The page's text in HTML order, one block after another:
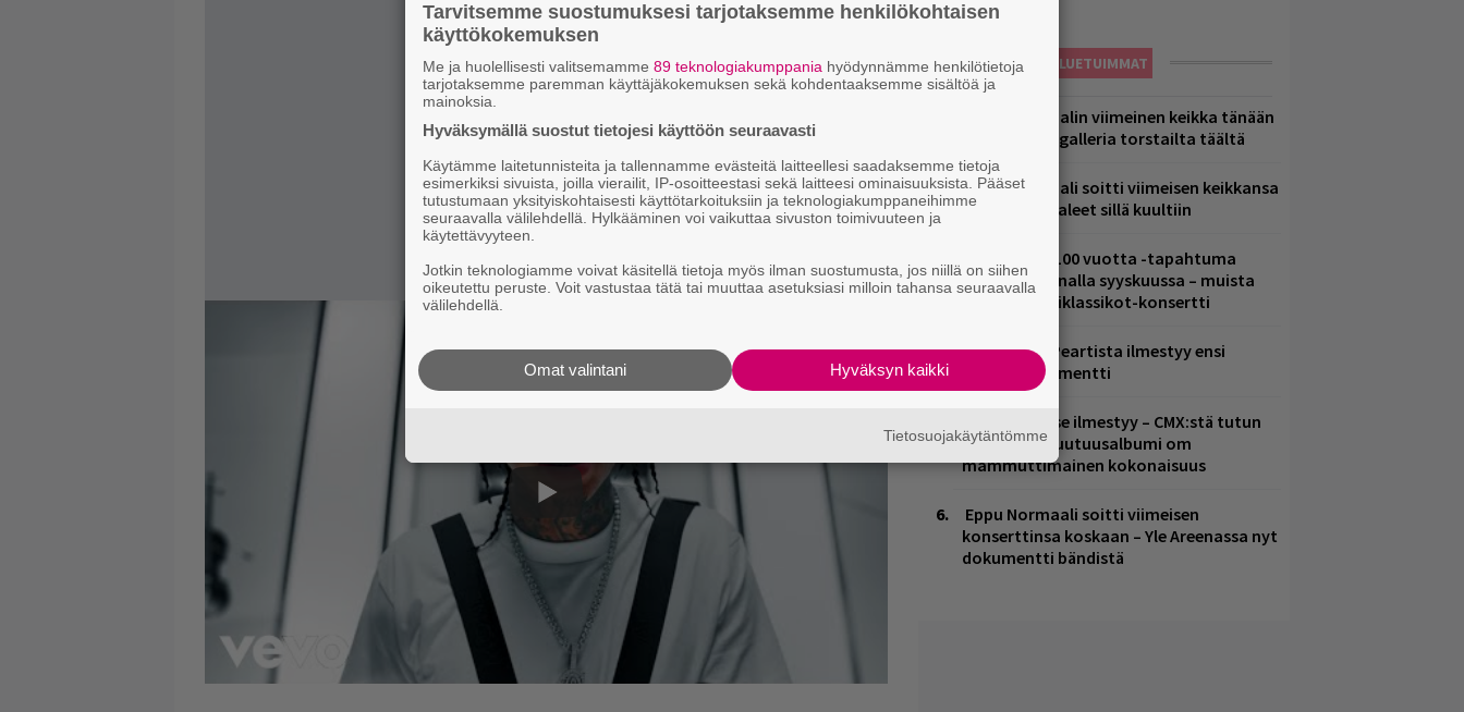
LUETUIMMAT
Eppu Normaalin viimeinen keikka tänään
– katso kuvagalleria torstailta täältä
Eppu Normaali soitti viimeisen keikkansa
– nämä kappaleet sillä kuultiin
Valtava Yle 100 vuotta -tapahtuma
Veikkaus Arenalla syyskuussa – muista
myös metalliklassikot-konsertti
Rushin Neil Peartista ilmestyy ensi
kuussa dokumentti
Huomenna se ilmestyy – CMX:stä tutun
A.W. Yrjänän uutuusalbumi om
mammuttimainen kokonaisuus
Eppu Normaali soitti viimeisen
konserttinsa koskaan – Yle Areenassa nyt
dokumentti bändistä
Tarvitsemme suostumuksesi tarjotaksemme henkilökohtaisen
käyttökokemuksen
Me ja huolellisesti valitsemamme 89 teknologiakumppania hyödynnämme henkilötietoja
tarjotaksemme paremman käyttäjäkokemuksen sekä kohdentaaksemme sisältöä ja
mainoksia.
Hyväksymällä suostut tietojesi käyttöön seuraavasti
Käytämme laitetunnisteita ja tallennamme evästeitä laitteellesi saadaksemme tietoja
esimerkiksi sivuista, joilla vierailit, IP-osoitteestasi sekä laitteesi ominaisuuksista. Pääset
tutustumaan yksityiskohtaisesti käyttötarkoituksiin ja teknologiakumppaneihimme
seuraavalla välilehdellä. Hylkääminen voi vaikuttaa sivuston toimivuuteen ja
käytettävyyteen.
Jotkin teknologiamme voivat käsitellä tietoja myös ilman suostumusta, jos niillä on siihen
oikeutettu peruste. Voit vastustaa tätä tai muuttaa asetuksiasi milloin tahansa seuraavalla
välilehdellä.
Hyväksyn kaikki
Omat valintani
Tietosuojakäytäntömme